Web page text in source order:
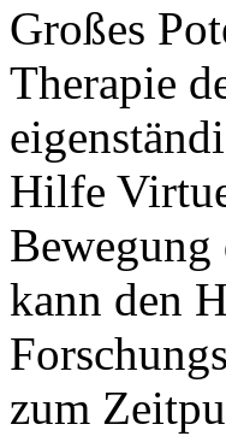
Großes
Therapie
Hilfe
kann den
zum